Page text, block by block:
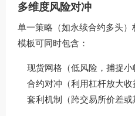
多维度风险对冲
单一策略（如永续合约多头
模板可同时包含：
现货网格（低风险，捕捉小
合约对冲（利用杠杆放大收
套利机制（跨交易所价差或